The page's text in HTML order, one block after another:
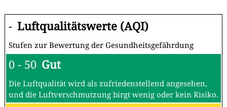
- Luftqualitätswerte (AQI)
Stufen zur Bewertung der Gesundheitsgefährdung
0 - 50 Gut
Die Luftqualität wird als zufriedenstellend angesehen,
und die Luftverschmutzung birgt wenig oder kein Risiko.